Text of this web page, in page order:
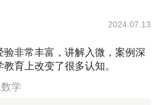
2024.07.13
非常丰富，讲解入微，案例深
育上改变了很多认知。
学